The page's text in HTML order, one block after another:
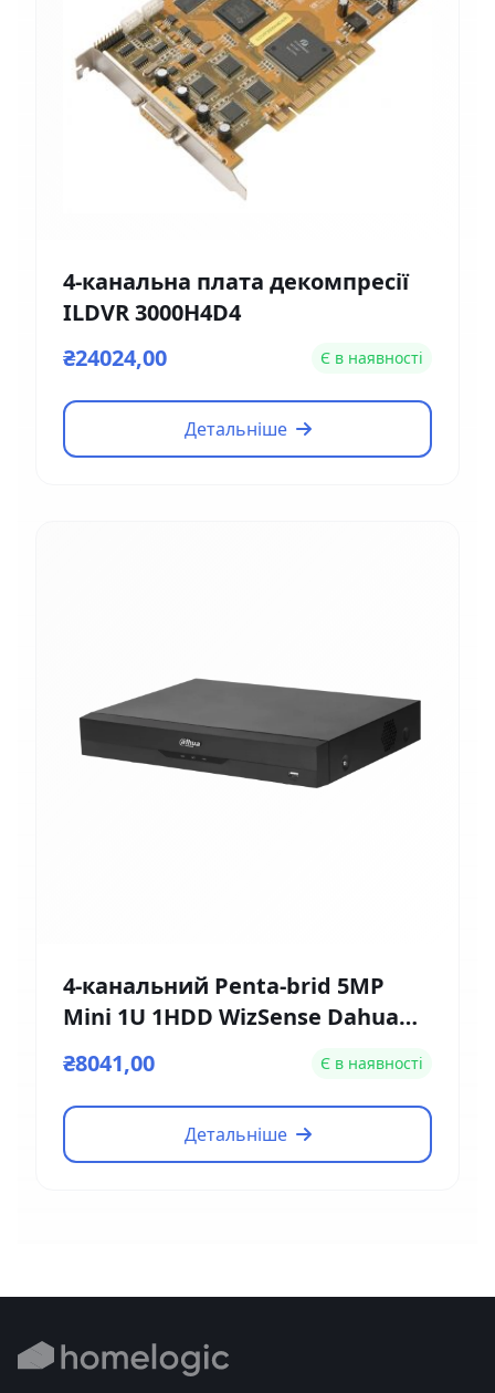
4-канальна плата декомпресії
ILDVR 3000H4D4
₴24024,00
Є в наявності
Детальніше
4-канальний Penta-brid 5MP
Mini 1U 1HDD WizSense Dahua
₴8041,00 Є в наявності
Детальніше